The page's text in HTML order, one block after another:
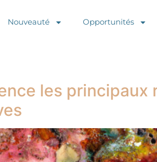
Nouveauté Opportunités
les principaux